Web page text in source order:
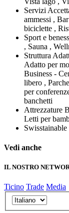
Servizi
ammessi ,
biciclette ,
Sport e
, Sauna ,
Struttura
Adatto per
Business -
libero ,
per
banchetti
Attrezzature
Letti per
Swisstainable
Vedi anche
IL NOSTRO
Ticino Trade Media